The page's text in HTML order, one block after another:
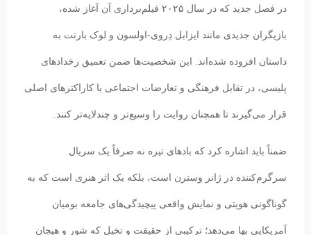
در فصل جدید که در سال ۲۰۲۵ فیلم‌برداری آن آغاز شده،
بازیگران جدیدی مانند ایزابل دِروی-اولسون و لوک بارنت به
داستان افزوده شده‌اند. این شخصیت‌ها ضمن تعمیق رخدادهای
پلیسی، در تقابل فرهنگی و تعارضات اجتماعی با کاراکترهای اصلی
قرار می‌گیرند تا همچنان روایت را وسیع‌تر و چندلایه‌تر کنند.
ضمناً باید اشاره کرد که بادهای تیره نه صرفاً یک سریال
سرگرم‌کننده در ژانر وسترن است، بلکه یک اثر هنری است که به
گوناگونی هویتی و نمایش واقعی پیچیدگی‌های جامعه بومیان
آمریکایی بها می‌دهد؛ ترکیبی از حقیقت و تخیل که شور و هیجان